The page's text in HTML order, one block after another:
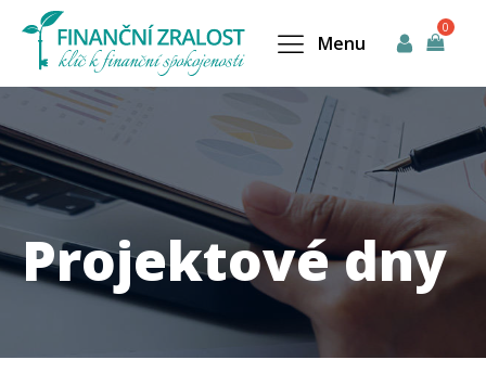
Menu
Projektové dny